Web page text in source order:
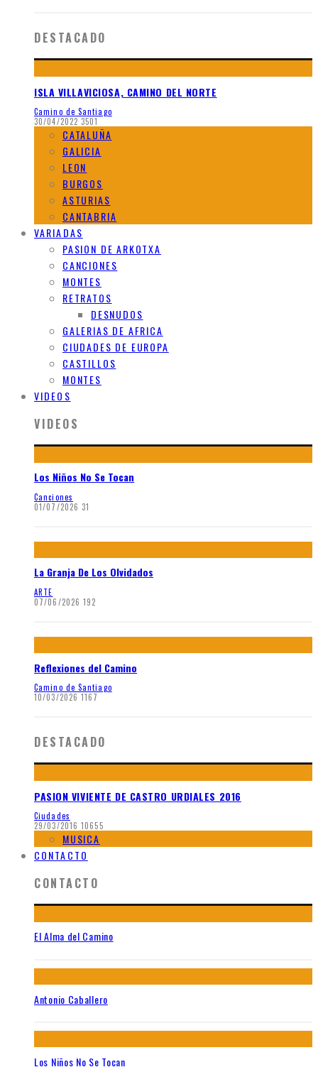
DESTACADO
ISLA VILLAVICIOSA, CAMINO DEL NORTE
Camino de Santiago
30/04/2022 3501
CATALUÑA
GALICIA
LEON
BURGOS
ASTURIAS
CANTABRIA
VARIADAS
PASION DE ARKOTXA
CANCIONES
MONTES
RETRATOS
DESNUDOS
GALERIAS DE AFRICA
CIUDADES DE EUROPA
CASTILLOS
MONTES
VIDEOS
VIDEOS
Los Niños No Se Tocan
Canciones
01/07/2026 31
La Granja De Los Olvidados
ARTE
07/06/2026 192
Reflexiones del Camino
Camino de Santiago
10/03/2026 1167
DESTACADO
PASION VIVIENTE DE CASTRO URDIALES 2016
Ciudades
29/03/2016 10655
MUSICA
CONTACTO
CONTACTO
El Alma del Camino
Antonio Caballero
Los Niños No Se Tocan